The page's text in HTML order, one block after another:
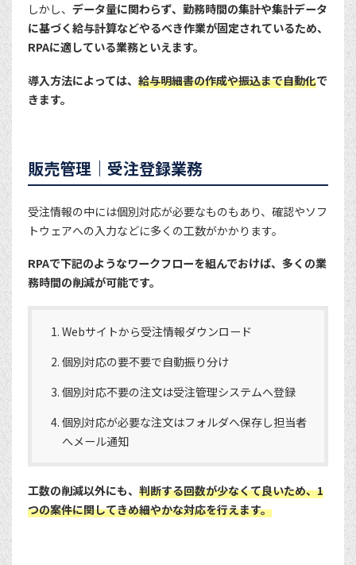
しかし、 データ量に関わらず、勤務時間の集計や集計データ
に基づく給与計算などやるべき作業が固定されているため、
RPAに適している業務といえます。
導入方法によっては、 給与明細書の作成や振込まで自動化で
きます。
販売管理｜受注登録業務
受注情報の中には個別対応が必要なものもあり、確認やソフ
トウェアへの入力などに多くの工数がかかります。
RPAで下記のようなワークフローを組んでおけば、多くの業
務時間の削減が可能です。
Webサイトから受注情報ダウンロード
個別対応の要不要で自動振り分け
個別対応不要の注文は受注管理システムへ登録
個別対応が必要な注文はフォルダへ保存し担当者
へメール通知
工数の削減以外にも、 判断する回数が少なくて良いため、1
つの案件に関してきめ細やかな対応を行えます。